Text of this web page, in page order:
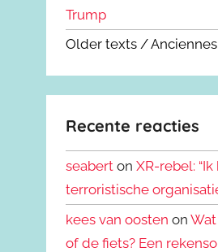
Trump
Older texts /
Recente reacties
seabert onXR-rebel:
terroristische
kees van oosten on
of de fiets? Een